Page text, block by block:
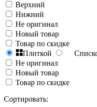
Верхний
Нижний
Не оригинал
Новый товар
Товар по скидке
Плиткой
Не оригинал
Новый товар
Товар по скидке
Сортировать: